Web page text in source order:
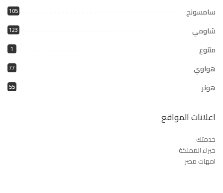
سامسونج 105
شاومي 123
متنوع 1
هواوي 77
هونر 55
اعلانات المواقع
خدمتك
خبراء المملكة
امهات مصر